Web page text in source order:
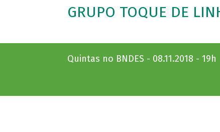
GRUPO TOQUE DE
Quintas no BNDES - 08.11.2018 - 19h